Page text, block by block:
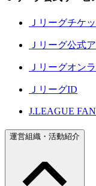
Ｊリーグチケ
Ｊリーグ公式
Ｊリーグオン
ＪリーグID
J.LEAGUE
運営組織・活動紹介